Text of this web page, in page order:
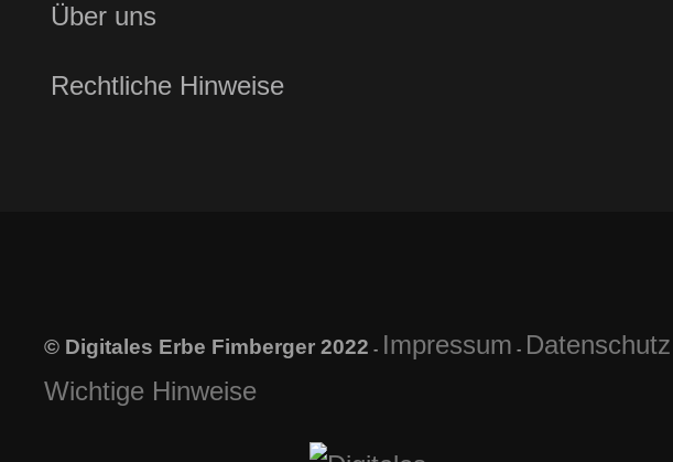
Über uns
Rechtliche Hinweise
© Digitales Erbe Fimberger 2022 - Impressum - Datenschutz
Wichtige Hinweise